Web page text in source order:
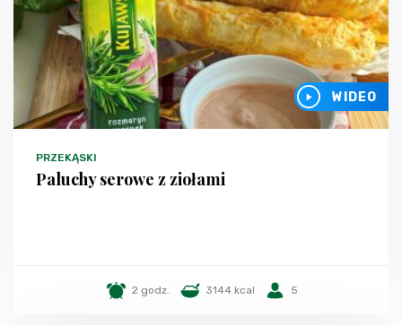
WIDEO
PRZEKĄSKI
Paluchy serowe z ziołami
2 godz. 3144 kcal 5